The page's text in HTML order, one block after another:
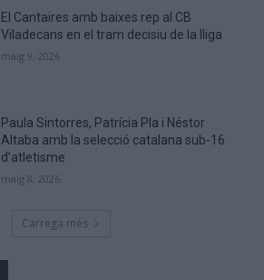
El Cantaires amb baixes rep al CB
Viladecans en el tram decisiu de la lliga
maig 9, 2026
Paula Sintorres, Patrícia Pla i Néstor
Altaba amb la selecció catalana sub-16
d’atletisme
maig 8, 2026
Carrega més